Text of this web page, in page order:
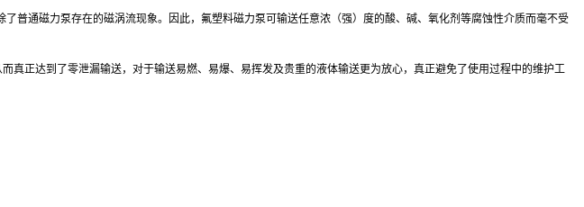
普通磁力泵存在的磁涡流现象。因此，氟塑料磁力泵可输送任意浓（强）度的酸、碱、氧化剂等腐蚀性介质而毫不受
正达到了零泄漏输送，对于输送易燃、易爆、易挥发及贵重的液体输送更为放心，真正避免了使用过程中的维护工